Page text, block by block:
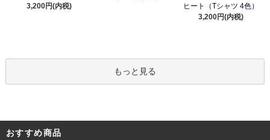
3,200円(内税)
ヒート（Tシャツ 4色）
3,200円(内税)
もっと見る
おすすめ商品